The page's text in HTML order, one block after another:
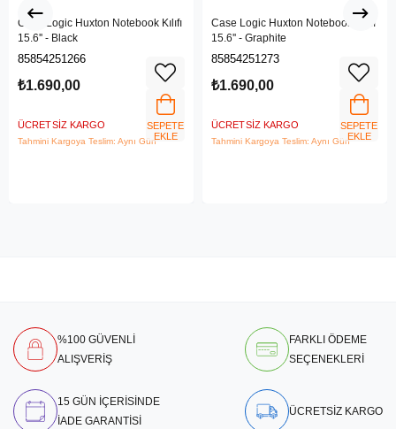
Case Logic Huxton Notebook Kılıfı
15.6'' - Black
85854251266
₺1.690,00
ÜCRETSIZ KARGO
Tahmini Kargoya Teslim: Aynı Gün
SEPETE
EKLE
Case Logic Huxton Notebook Kılıfı
15.6'' - Graphite
85854251273
₺1.690,00
ÜCRETSIZ KARGO
Tahmini Kargoya Teslim: Aynı Gün
SEPETE
EKLE
%100 GÜVENLİ
ALIŞVERİŞ
FARKLI ÖDEME
SEÇENEKLERİ
15 GÜN İÇERİSİNDE
İADE GARANTİSİ
ÜCRETSİZ KARGO